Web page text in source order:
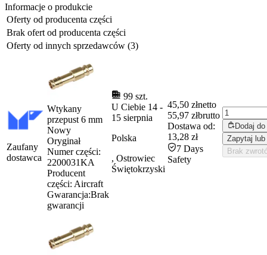
Informacje o produkcie
Oferty od producenta części
Brak ofert od producenta części
Oferty od innych sprzedawców (3)
Zaufany
dostawca
Wtykany
przepust 6 mm
Nowy
Oryginał
Numer części:
2200031KA
Producent
części: Aircraft
Gwarancja:Brak
gwarancji
99 szt.
U Ciebie 14 -
15 sierpnia
Polska
, Ostrowiec
Świętokrzyski
45,50 złnetto
55,97 złbrutto
Dostawa od:
13,28 zł
7 Days
Safety
Dodaj
Zapytaj
Brak